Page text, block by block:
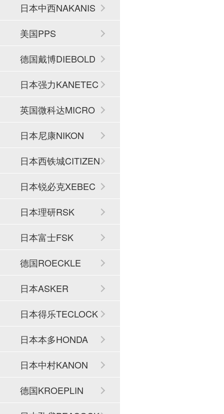
日本中西NAKANIS
HI
美国PPS
德国戴博DIEBOLD
日本强力KANETEC
英国微科达MICRO
SET
日本尼康NIKON
日本西铁城CITIZEN
日本锐必克XEBEC
日本理研RSK
日本富士FSK
德国ROECKLE
日本ASKER
日本得乐TECLOCK
日本本多HONDA
日本中村KANON
德国KROEPLIN